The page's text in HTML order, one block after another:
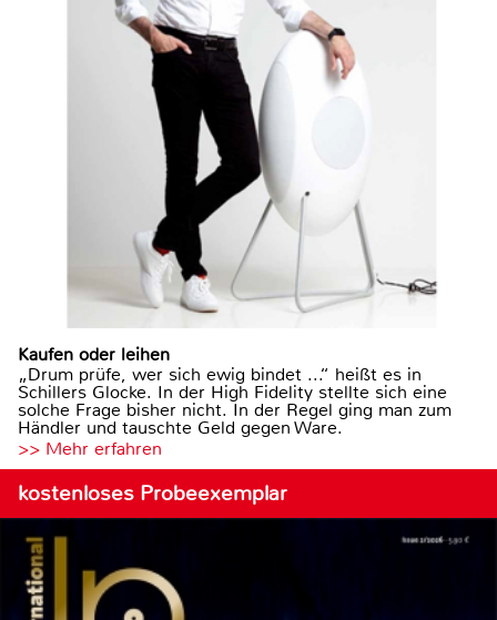
Kaufen oder leihen
„Drum prüfe, wer sich ewig bindet ...“ heißt es in
Schillers Glocke. In der High Fidelity stellte sich eine
solche Frage bisher nicht. In der Regel ging man zum
Händler und tauschte Geld gegen Ware.
>> Mehr erfahren
kostenloses Probeexemplar